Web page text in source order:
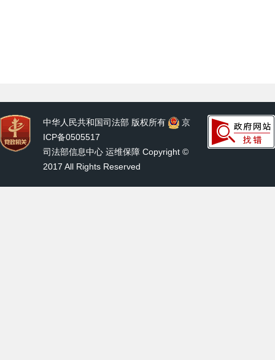
中华人民共和国司法部 版权所有
京
ICP备0505517
司法部信息中心 运维保障 Copyright ©
2017 All Rights Reserved